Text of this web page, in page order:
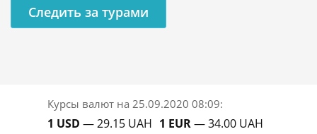
Следить за турами
Курсы валют на 25.09.2020 08:09:
1 USD — 29.15 UAH 1 EUR— 34.00 UAH